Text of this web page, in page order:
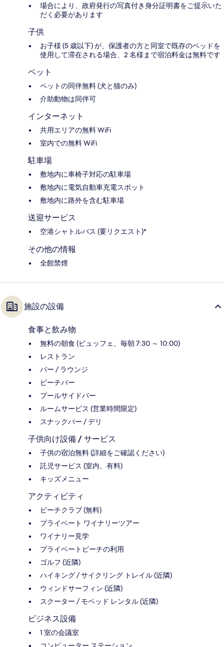
場合により、政府発行の写真付き身分証明書をご提示いた
だく必要があります
子供
お子様 (5 歳以下) が、保護者の方と同室で既存のベッドを
使用して滞在される場合、2 名様まで宿泊料金は無料です
ペット
ペットの同伴無料 (犬と猫のみ)
介助動物は同伴可
インターネット
共用エリアの無料 WiFi
室内での無料 WiFi
駐車場
敷地内に車椅子対応の駐車場
敷地内に電気自動車充電スポット
敷地内に路外を含む駐車場
送迎サービス
空港シャトルバス (要リクエスト)*
その他の情報
全館禁煙
施設の設備
食事と飲み物
無料の朝食 (ビュッフェ、毎朝 7:30 ～ 10:00)
レストラン
バー / ラウンジ
ビーチバー
プールサイドバー
ルームサービス (営業時間限定)
スナックバー / デリ
子供向け設備 / サービス
子供の宿泊無料 (詳細をご確認ください)
託児サービス (室内、有料)
キッズメニュー
アクティビティ
ビーチクラブ (無料)
プライベート ワイナリーツアー
ワイナリー見学
プライベートビーチの利用
ゴルフ (近隣)
ハイキング / サイクリング トレイル (近隣)
ウィンドサーフィン (近隣)
スクーター / モペッド レンタル (近隣)
ビジネス設備
1 室の会議室